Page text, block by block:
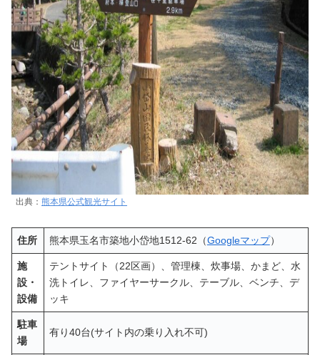
出典： 熊本県公式観光サイト
住所 熊本県玉名市築地小岱地1512-62（Googleマップ）
施
設・
設備
テントサイト（22区画）、管理棟、炊事場、かまど、水
洗トイレ、ファイヤーサークル、テーブル、ベンチ、デ
ッキ
駐車
場
有り40台(サイト内の乗り入れ不可)